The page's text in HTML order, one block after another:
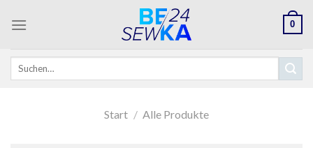
0
Suchen
Start / Alle Produkte